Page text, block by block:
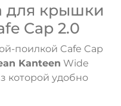
для крышки
Cap 2.0
поилкой Cafe Cap
Kanteen Wide
которой удобно